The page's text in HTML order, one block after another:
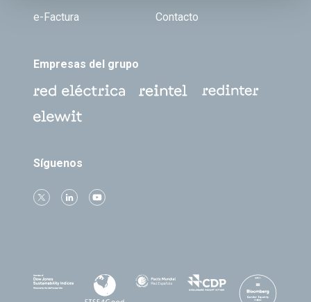
e-Factura
Contacto
Empresas del grupo
Síguenos